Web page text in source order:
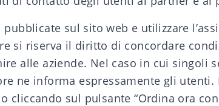
sul sito web e utilizzare
si riserva il diritto di concordare
alle aziende. Nel caso in cui singoli
ne informa espressamente gli
cliccando sul pulsante “Ordina ora